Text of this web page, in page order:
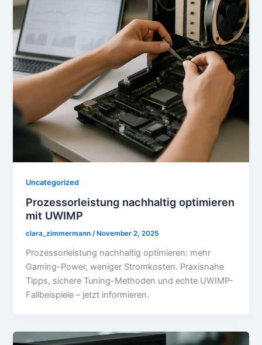
Uncategorized
Prozessorleistung nachhaltig optimieren
mit UWIMP
clara_zimmermann/ November 2, 2025
Prozessorleistung nachhaltig optimieren: mehr
Gaming-Power, weniger Stromkosten. Praxisnahe
Tipps, sichere Tuning-Methoden und echte UWIMP-
Fallbeispiele – jetzt informieren.